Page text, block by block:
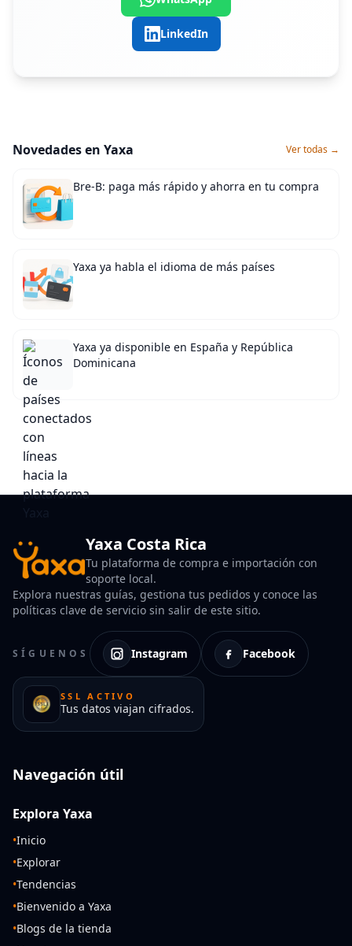
LinkedIn
Novedades en Yaxa Ver todas →
Bre-B: paga más rápido y ahorra en tu compra
Yaxa ya habla el idioma de más países
Yaxa ya disponible en España y República
Dominicana
Yaxa Costa Rica
Tu plataforma de compra e importación con
soporte local.
Explora nuestras guías, gestiona tus pedidos y conoce las
políticas clave de servicio sin salir de este sitio.
SÍGUENOS Instagram Facebook
SSL ACTIVO
Tus datos viajan cifrados.
Navegación útil
Explora Yaxa
•Inicio
•Explorar
•Tendencias
•Bienvenido a Yaxa
•Blogs de la tienda